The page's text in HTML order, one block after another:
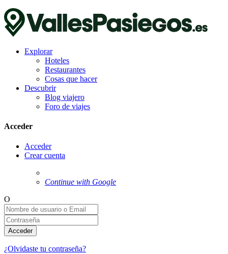
Explorar
Hoteles
Restaurantes
Cosas que hacer
Descubrir
Blog viajero
Foro de viajes
Acceder
Acceder
Crear cuenta
Continue with Google
O
Acceder
¿Olvidaste tu contraseña?